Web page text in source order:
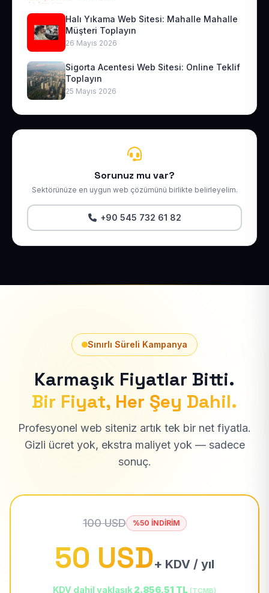
Halı Yıkama Web Sitesi: Mahalle Mahalle
Müşteri Toplayın
26 Mayıs 2026
Sigorta Acentesi Web Sitesi: Online Teklif
Toplayın
25 Mayıs 2026
Sorunuz mu var?
Sektörünüze en uygun web çözümünü birlikte belirleyelim.
+90 545 732 61 82
Sınırlı Süreli Kampanya
Karmaşık Fiyatlar Bitti.
Bir Fiyat, Her Şey Dahil.
Profesyonel web siteniz artık tek bir net fiyatla.
Gizli ücret yok, ekstra maliyet yok — sadece
sonuç.
100 USD %50 İNDİRİM
50 USD+ KDV / yıl
KDV dahil yaklaşık 2.856,51 TL (TCMB)